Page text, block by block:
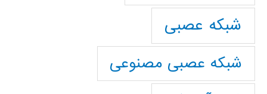
شبکه عصبی
شبکه عصبی مصنوعی